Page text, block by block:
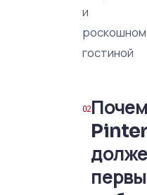
и
роскошном
гостиной